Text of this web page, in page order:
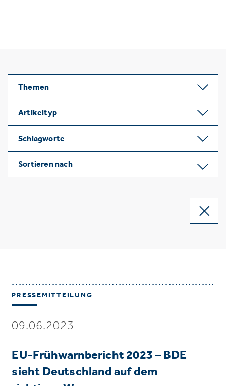
Themen
Artikeltyp
Schlagworte
Sortieren nach
PRESSEMITTEILUNG
09.06.2023
EU-Frühwarnbericht 2023 – BDE
sieht Deutschland auf dem